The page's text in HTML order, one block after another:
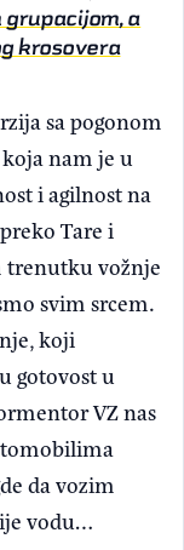
a
krosovera
sa pogonom
koja nam je u
i agilnost na
Tare i
trenutku vožnje
svim srcem.
koji
gotovost u
VZ nas
da vozim
vodu…